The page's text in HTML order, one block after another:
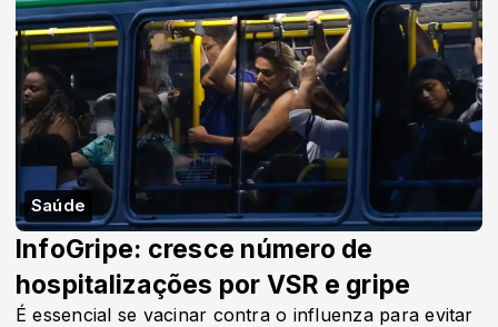
Saúde
InfoGripe: cresce número de
hospitalizações por VSR e gripe
É essencial se vacinar contra o influenza para evitar